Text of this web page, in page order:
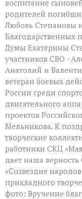
воспитание
родителей
Любовь Степановы
Благодарственных
Думы Екатерины
участников СВО -
Анатолий и
ветеран боевых
России среди
двигательного
проектов
Мельникова. К
творческие
работники СКЦ
дает наша
«Созвездие
прикладного
фото: Вручение